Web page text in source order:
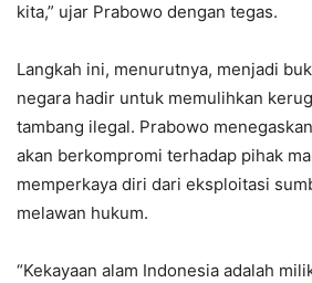
kita,” ujar Prabowo dengan tegas.
Langkah ini, menurutnya, menjadi
negara hadir untuk memulihkan
tambang ilegal. Prabowo
akan berkompromi terhadap pihak
memperkaya diri dari eksploitasi
melawan hukum.
“Kekayaan alam Indonesia adalah